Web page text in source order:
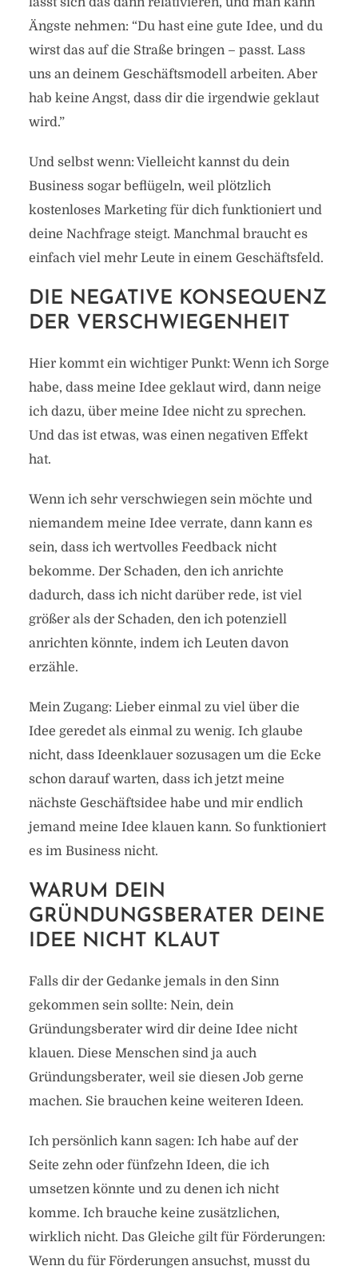
Ängste nehmen: “Du hast eine gute Idee, und du
wirst das auf die Straße bringen – passt. Lass
uns an deinem Geschäftsmodell arbeiten. Aber
hab keine Angst, dass dir die irgendwie geklaut
wird.”
Und selbst wenn: Vielleicht kannst du dein
Business sogar beflügeln, weil plötzlich
kostenloses Marketing für dich funktioniert und
deine Nachfrage steigt. Manchmal braucht es
einfach viel mehr Leute in einem Geschäftsfeld.
DIE NEGATIVE KONSEQUENZ
DER VERSCHWIEGENHEIT
Hier kommt ein wichtiger Punkt: Wenn ich Sorge
habe, dass meine Idee geklaut wird, dann neige
ich dazu, über meine Idee nicht zu sprechen.
Und das ist etwas, was einen negativen Effekt
hat.
Wenn ich sehr verschwiegen sein möchte und
niemandem meine Idee verrate, dann kann es
sein, dass ich wertvolles Feedback nicht
bekomme. Der Schaden, den ich anrichte
dadurch, dass ich nicht darüber rede, ist viel
größer als der Schaden, den ich potenziell
anrichten könnte, indem ich Leuten davon
erzähle.
Mein Zugang: Lieber einmal zu viel über die
Idee geredet als einmal zu wenig. Ich glaube
nicht, dass Ideenklauer sozusagen um die Ecke
schon darauf warten, dass ich jetzt meine
nächste Geschäftsidee habe und mir endlich
jemand meine Idee klauen kann. So funktioniert
es im Business nicht.
WARUM DEIN
GRÜNDUNGSBERATER DEINE
IDEE NICHT KLAUT
Falls dir der Gedanke jemals in den Sinn
gekommen sein sollte: Nein, dein
Gründungsberater wird dir deine Idee nicht
klauen. Diese Menschen sind ja auch
Gründungsberater, weil sie diesen Job gerne
machen. Sie brauchen keine weiteren Ideen.
Ich persönlich kann sagen: Ich habe auf der
Seite zehn oder fünfzehn Ideen, die ich
umsetzen könnte und zu denen ich nicht
komme. Ich brauche keine zusätzlichen,
wirklich nicht. Das Gleiche gilt für Förderungen:
Wenn du für Förderungen ansuchst, musst du